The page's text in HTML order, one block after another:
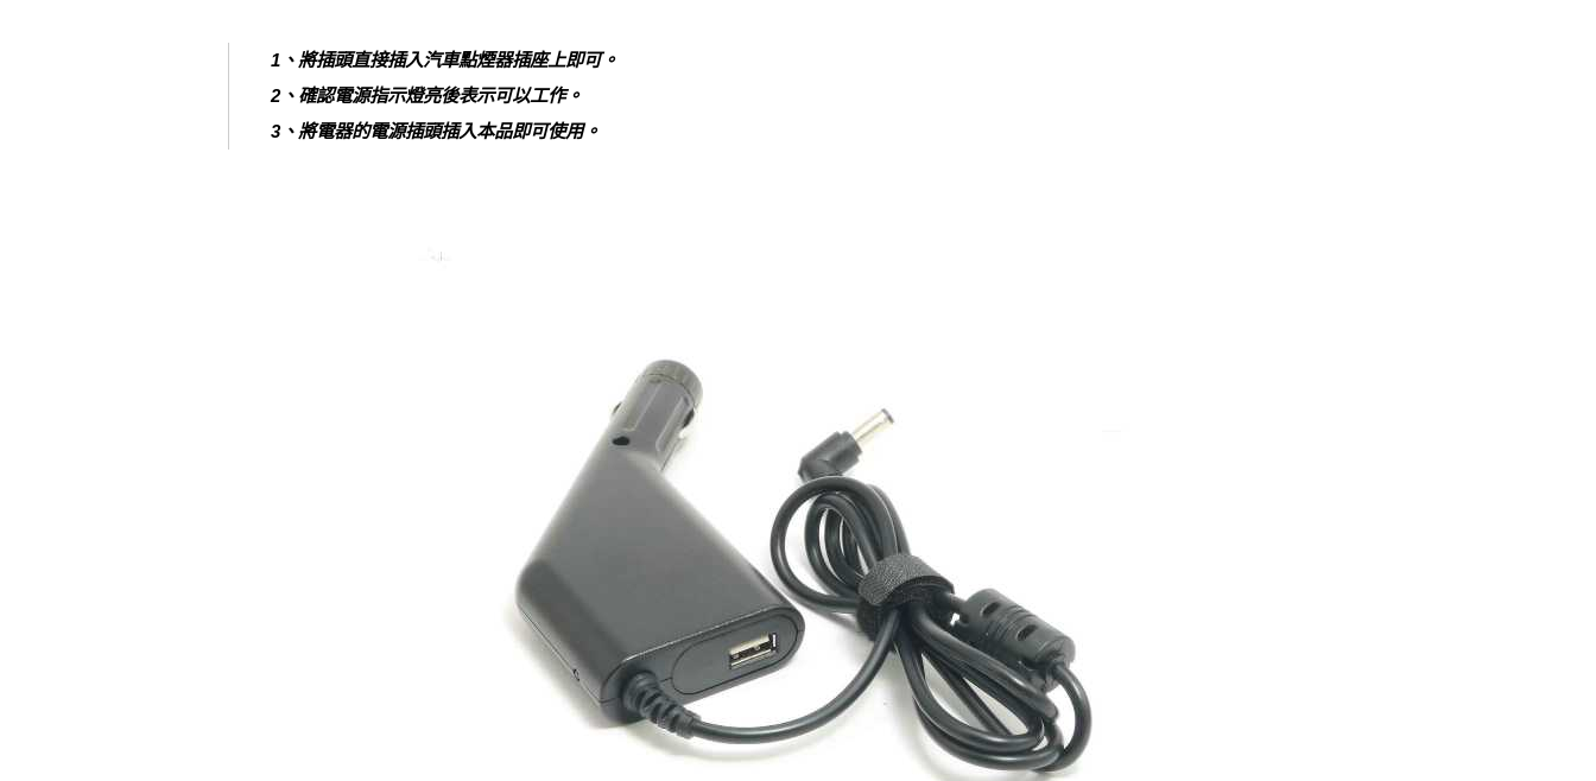
1、將插頭直接插入汽車點煙器插座上即可。
2、確認電源指示燈亮後表示可以工作。
3、將電器的電源插頭插入本品即可使用。